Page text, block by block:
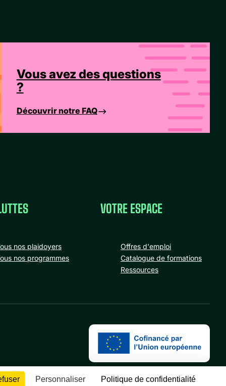
Personnaliser Politique de confidentialité
Vous avez des questions
?
Découvrir notre FAQ
nos plaidoyers
nos programmes
VOTRE ESPACE
Offres d'emploi
Catalogue de formations
Ressources